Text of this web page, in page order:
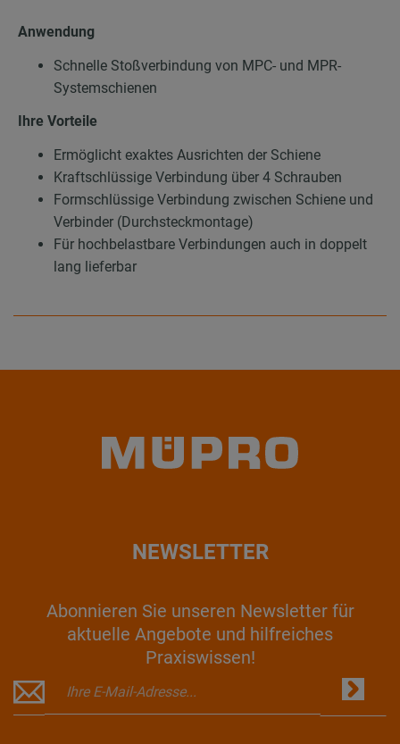
Anwendung
Schnelle Stoßverbindung von MPC- und MPR-
Systemschienen
Ihre Vorteile
Ermöglicht exaktes Ausrichten der Schiene
Kraftschlüssige Verbindung über 4 Schrauben
Formschlüssige Verbindung zwischen Schiene und
Verbinder (Durchsteckmontage)
Für hochbelastbare Verbindungen auch in doppelt
lang lieferbar
NEWSLETTER
Abonnieren Sie unseren Newsletter für
aktuelle Angebote und hilfreiches
Praxiswissen!